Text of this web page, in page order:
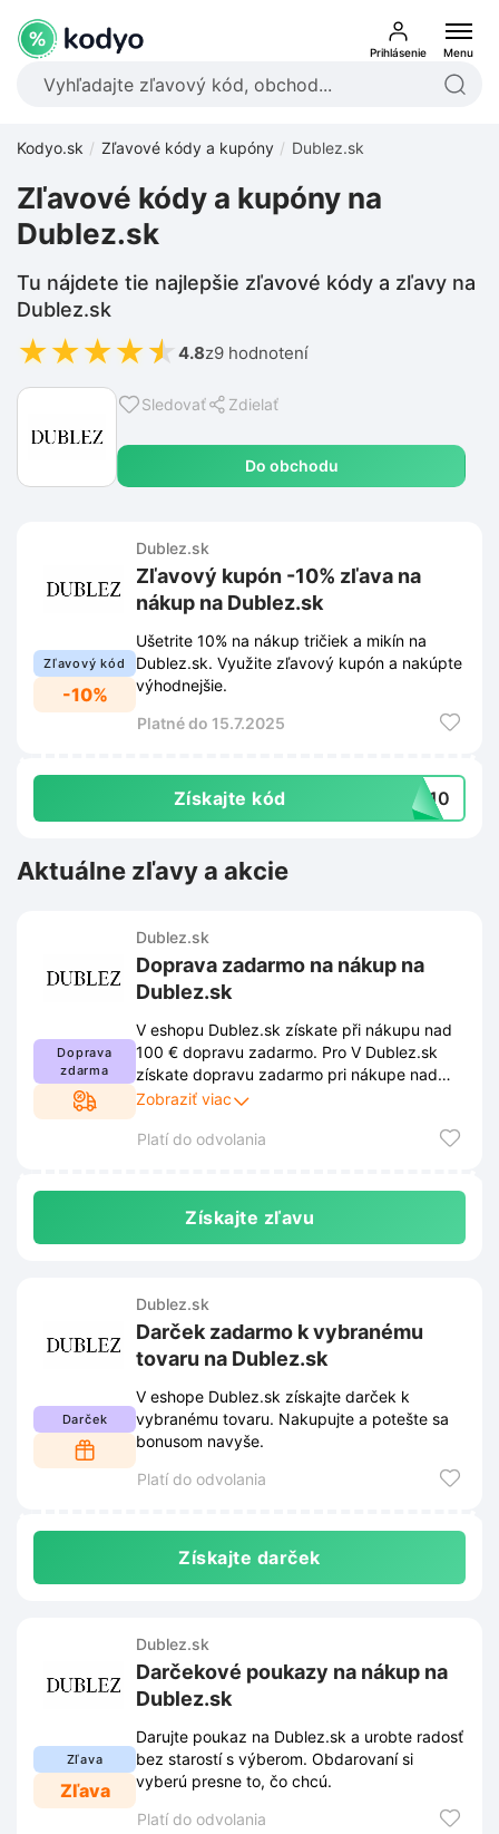
Prihlásenie Menu
Kodyo.sk Zľavové kódy a kupóny Dublez.sk
Sledovať Zdielať
Do obchodu
Zľavové kódy a kupóny na
Dublez.sk
Tu nájdete tie najlepšie zľavové kódy a zľavy na
Dublez.sk
★★★★★ 4.8z9 hodnotení
Zľavový kód
-10%
Dublez.sk
Zľavový kupón -10% zľava na
nákup na Dublez.sk
Ušetrite 10% na nákup tričiek a mikín na
Dublez.sk. Využite zľavový kupón a nakúpte
výhodnejšie.
Platné do 15.7.2025
Získajte kód TO10
Aktuálne zľavy a akcie
Doprava
zdarma
Dublez.sk
Doprava zadarmo na nákup na
Dublez.sk
V eshopu Dublez.sk získate při nákupu nad
100 € dopravu zadarmo. Pro V Dublez.sk
získate dopravu zadarmo pri nákupe nad
100 €. Ak chcete využiť zľavu, musíte
obchodom. Tieto podmienky sú uverejnené
Zobraziť viac
Platí do odvolania
Získajte zľavu
Darček
Dublez.sk
Darček zadarmo k vybranému
tovaru na Dublez.sk
V eshope Dublez.sk získajte darček k
vybranému tovaru. Nakupujte a potešte sa
bonusom navyše.
Platí do odvolania
Získajte darček
Zľava
Zľava
Dublez.sk
Darčekové poukazy na nákup na
Dublez.sk
Darujte poukaz na Dublez.sk a urobte radosť
bez starostí s výberom. Obdarovaní si
vyberú presne to, čo chcú.
Platí do odvolania